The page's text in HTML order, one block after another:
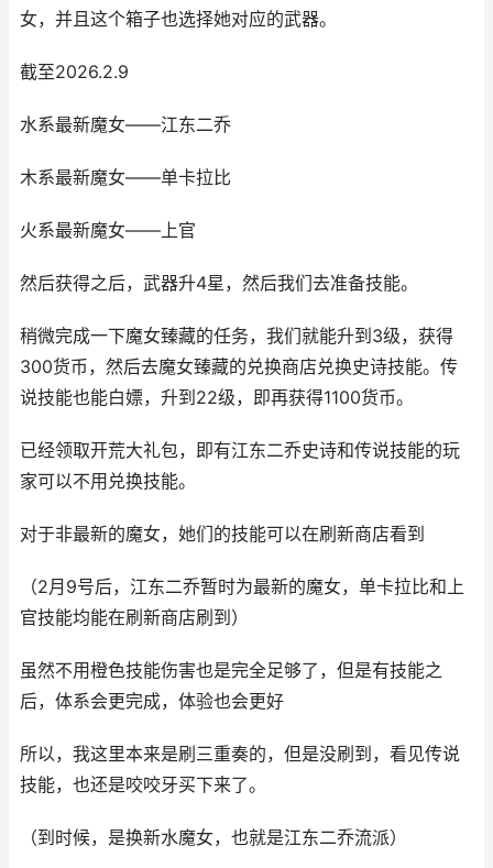
女，并且这个箱子也选择她对应的武器。
截至2026.2.9
水系最新魔女——江东二乔
木系最新魔女——单卡拉比
火系最新魔女——上官
然后获得之后，武器升4星，然后我们去准备技能。
稍微完成一下魔女臻藏的任务，我们就能升到3级，获得
300货币，然后去魔女臻藏的兑换商店兑换史诗技能。传
说技能也能白嫖，升到22级，即再获得1100货币。
已经领取开荒大礼包，即有江东二乔史诗和传说技能的玩
家可以不用兑换技能。
对于非最新的魔女，她们的技能可以在刷新商店看到
（2月9号后，江东二乔暂时为最新的魔女，单卡拉比和上
官技能均能在刷新商店刷到）
虽然不用橙色技能伤害也是完全足够了，但是有技能之
后，体系会更完成，体验也会更好
所以，我这里本来是刷三重奏的，但是没刷到，看见传说
技能，也还是咬咬牙买下来了。
（到时候，是换新水魔女，也就是江东二乔流派）